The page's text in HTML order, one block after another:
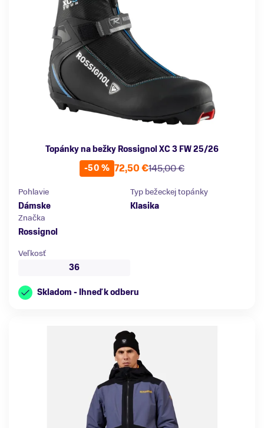
Topánky na bežky Rossignol XC 3 FW 25/26
-50 %
145,00 €
72,50 €
Pohlavie
Dámske
Typ bežeckej topánky
Klasika
Značka
Rossignol
Veľkosť
36
Skladom - Ihneď k odberu